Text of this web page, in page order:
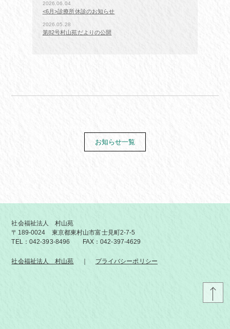
2026.06.04
<6月>診療所休診のお知らせ
2026.05.28
第82号村山苑だよりの公開
お知らせ一覧
社会福祉法人 村山苑
〒189-0024 東京都東村山市富士見町2-7-5
TEL：042-393-8496 FAX：042-397-4629
社会福祉法人 村山苑 プライバシーポリシー